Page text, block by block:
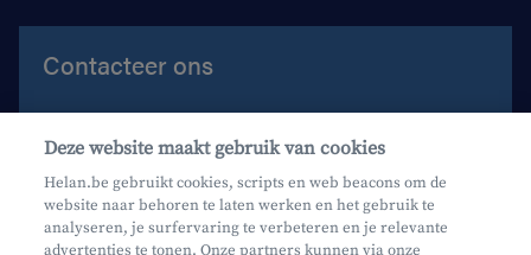
Contacteer ons
Contacteer ons
Maak een afspraak
Waar vind je ons?
Deze website maakt gebruik van cookies
Helan.be gebruikt cookies, scripts en web beacons om de
website naar behoren te laten werken en het gebruik te
analyseren, je surfervaring te verbeteren en je relevante
advertenties te tonen. Onze partners kunnen via onze